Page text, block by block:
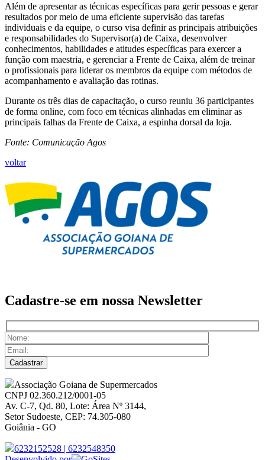
Além de apresentar as técnicas específicas para gerir pessoas e gerar
resultados por meio de uma eficiente supervisão das tarefas
individuais e da equipe, o curso visa definir as principais atribuições
e responsabilidades do Supervisor(a) de Caixa, desenvolver
conhecimentos, habilidades e atitudes específicas para exercer a
função com maestria, e gerenciar a Frente de Caixa, além de treinar
o profissionais para liderar os membros da equipe com métodos de
acompanhamento e avaliação das rotinas.
Durante os três dias de capacitação, o curso reuniu 36 participantes
de forma online, com foco em técnicas alinhadas em eliminar as
principais falhas da Frente de Caixa, a espinha dorsal da loja.
Fonte: Comunicação Agos
voltar
Cadastre-se em nossa Newsletter
Associação Goiana de Supermercados
CNPJ 02.360.212/0001-05
Av. C-7, Qd. 80, Lote: Área Nº 3144,
Setor Sudoeste, CEP: 74.305-080
Goiânia - GO
6232152528 | 6232548350